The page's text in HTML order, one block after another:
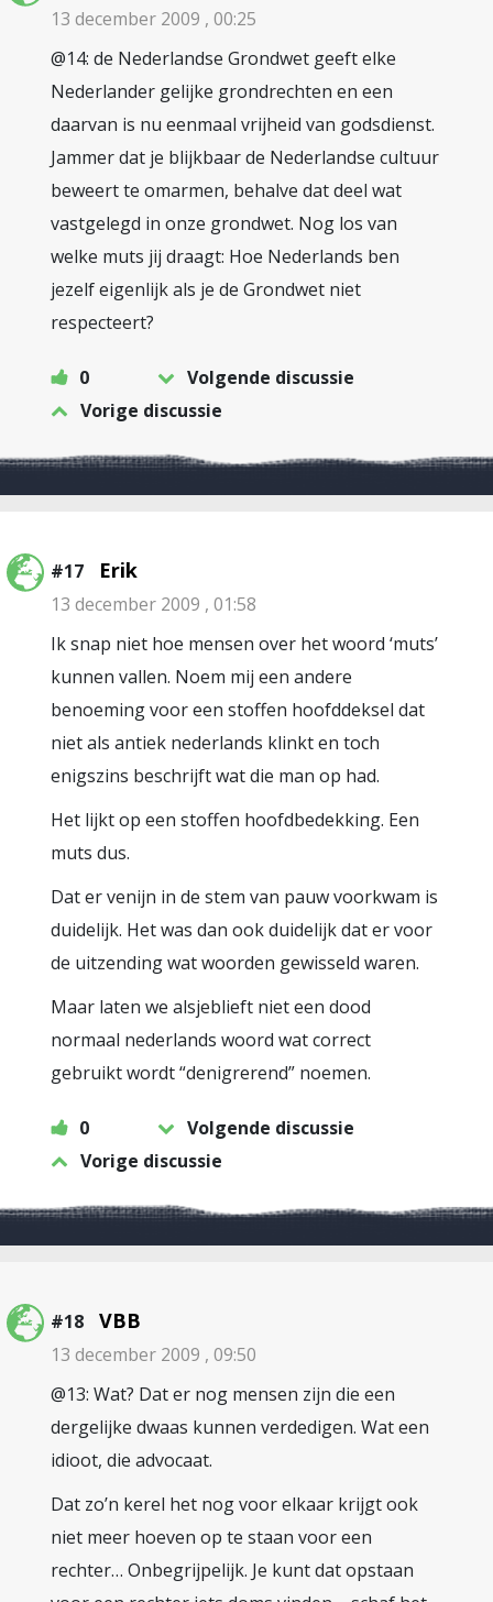
13 december 2009 , 00:25
@14: de Nederlandse Grondwet geeft elke
Nederlander gelijke grondrechten en een
daarvan is nu eenmaal vrijheid van godsdienst.
Jammer dat je blijkbaar de Nederlandse cultuur
beweert te omarmen, behalve dat deel wat
vastgelegd in onze grondwet. Nog los van
welke muts jij draagt: Hoe Nederlands ben
jezelf eigenlijk als je de Grondwet niet
respecteert?
0
Volgende discussie
Vorige discussie
#17 Erik
13 december 2009 , 01:58
Ik snap niet hoe mensen over het woord ‘muts’
kunnen vallen. Noem mij een andere
benoeming voor een stoffen hoofddeksel dat
niet als antiek nederlands klinkt en toch
enigszins beschrijft wat die man op had.
Het lijkt op een stoffen hoofdbedekking. Een
muts dus.
Dat er venijn in de stem van pauw voorkwam is
duidelijk. Het was dan ook duidelijk dat er voor
de uitzending wat woorden gewisseld waren.
Maar laten we alsjeblieft niet een dood
normaal nederlands woord wat correct
gebruikt wordt “denigrerend” noemen.
0
Volgende discussie
Vorige discussie
#18 VBB
13 december 2009 , 09:50
@13: Wat? Dat er nog mensen zijn die een
dergelijke dwaas kunnen verdedigen. Wat een
idioot, die advocaat.
Dat zo’n kerel het nog voor elkaar krijgt ook
niet meer hoeven op te staan voor een
rechter… Onbegrijpelijk. Je kunt dat opstaan